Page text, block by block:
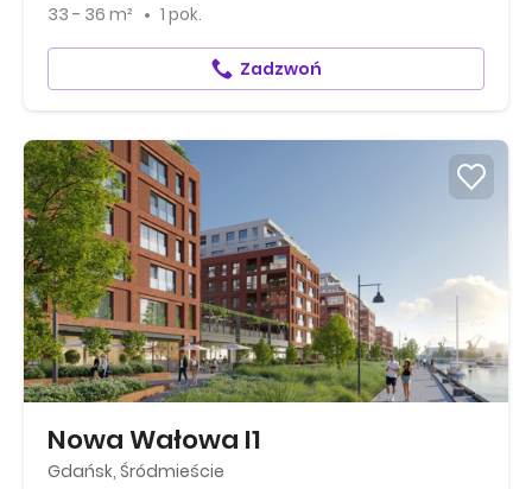
33 - 36 m² 1 pok.
Zadzwoń
Nowa Wałowa I1
Gdańsk, Śródmieście